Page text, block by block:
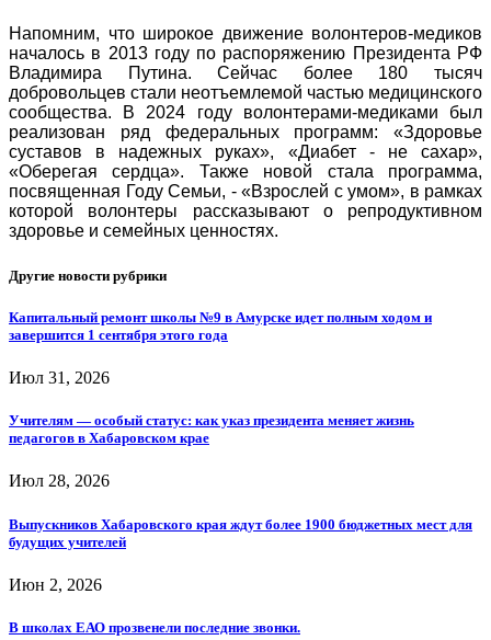
Напомним, что широкое движение волонтеров-медиков
началось в 2013 году по распоряжению Президента РФ
Владимира Путина. Сейчас более 180 тысяч
добровольцев стали неотъемлемой частью медицинского
сообщества. В 2024 году волонтерами-медиками был
реализован ряд федеральных программ: «Здоровье
суставов в надежных руках», «Диабет - не сахар»,
«Оберегая сердца». Также новой стала программа,
посвященная Году Семьи, - «Взрослей с умом», в рамках
которой волонтеры рассказывают о репродуктивном
здоровье и семейных ценностях.
Другие новости рубрики
Капитальный ремонт школы №9 в Амурске идет полным ходом и
завершится 1 сентября этого года
Июл 31, 2026
Учителям — особый статус: как указ президента меняет жизнь
педагогов в Хабаровском крае
Июл 28, 2026
Выпускников Хабаровского края ждут более 1900 бюджетных мест для
будущих учителей
Июн 2, 2026
В школах ЕАО прозвенели последние звонки.